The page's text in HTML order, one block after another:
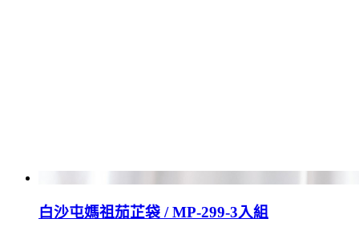
白沙屯媽祖茄芷袋 / MP-299-3入組